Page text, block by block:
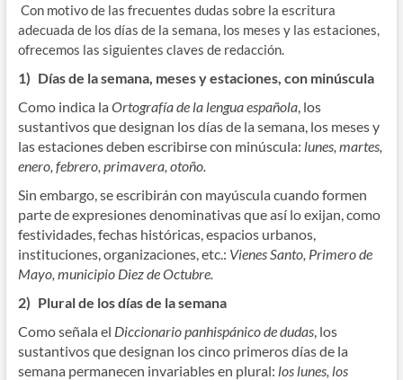
Con motivo de las frecuentes dudas sobre la escritura
adecuada de los días de la semana, los meses y las estaciones,
ofrecemos las siguientes claves de redacción.
1) Días de la semana, meses y estaciones, con minúscula
Como indica la Ortografía de la lengua española, los
sustantivos que designan los días de la semana, los meses y
las estaciones deben escribirse con minúscula: lunes, martes,
enero, febrero, primavera, otoño.
Sin embargo, se escribirán con mayúscula cuando formen
parte de expresiones denominativas que así lo exijan, como
festividades, fechas históricas, espacios urbanos,
instituciones, organizaciones, etc.: Vienes Santo, Primero de
Mayo, municipio Diez de Octubre.
2) Plural de los días de la semana
Como señala el Diccionario panhispánico de dudas, los
sustantivos que designan los cinco primeros días de la
semana permanecen invariables en plural: los lunes, los